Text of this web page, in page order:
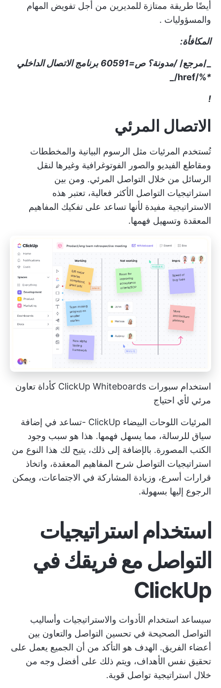
أيضًا طريقة ممتازة للمديرين من أجل تفويض المهام
والمسؤوليات .
المكافأة:
_/مرجع/ /مدونة؟ ص=60591
برنامج الاتصال الداخلي
*
%/href/_
!
الاتصال المرئي
تُستخدم المرئيات مثل الرسوم البيانية والمخططات
ومقاطع الفيديو والصور الفوتوغرافية وغيرها لنقل
الرسائل من خلال التواصل المرئي. ومن بين
استراتيجيات التواصل الأكثر فعالية، تعتبر هذه
الاستراتيجية مفيدة لأنها تساعد على تفكيك المفاهيم
المعقدة وتسهيل فهمها.
استخدام سبورات ClickUp Whiteboards كأداة تعاون
مرئي لأي احتياج
المرئيات اللوحات البيضاء ClickUp
-تساعد في إضافة
سياق للرسالة، مما يسهل فهمها. هذا هو سبب وجود
الكتب المصورة. بالإضافة إلى ذلك، يتيح لك هذا النوع من
استراتيجيات التواصل شرح المفاهيم المعقدة، واتخاذ
قرارات أسرع، وزيادة المشاركة في الاجتماعات، ويمكن
الرجوع إليها بسهولة.
استخدام استراتيجيات
التواصل مع فريقك في
ClickUp
سيساعد استخدام الأدوات والاستراتيجيات وأساليب
التواصل الصحيحة في تحسين التواصل والتعاون بين
أعضاء الفريق. الهدف هو التأكد من أن الجميع يعمل على
تحقيق نفس الأهداف، ويتم ذلك على أفضل وجه من
خلال استراتيجية تواصل قوية.